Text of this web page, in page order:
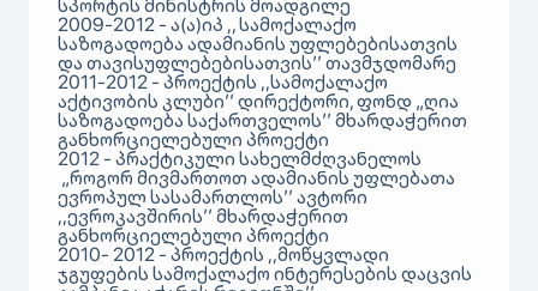
სპორტის მინისტრის მოადგილე
2009-2012 - ა(ა)იპ ,, სამოქალაქო
საზოგადოება ადამიანის უფლებებისათვის
და თავისუფლებებისათვის’’ თავმჯდომარე
2011-2012 - პროექტის ,,სამოქალაქო
აქტივობის კლუბი’’ დირექტორი, ფონდ „ღია
საზოგადოება საქართველოს’’ მხარდაჭერით
განხორციელებული პროექტი
2012 - პრაქტიკული სახელმძღვანელოს
„როგორ მივმართოთ ადამიანის უფლებათა
ევროპულ სასამართლოს’’ ავტორი
,,ევროკავშირის’’ მხარდაჭერით
განხორციელებული პროექტი
2010- 2012 - პროექტის ,,მოწყვლადი
ჯგუფების სამოქალაქო ინტერესების დაცვის